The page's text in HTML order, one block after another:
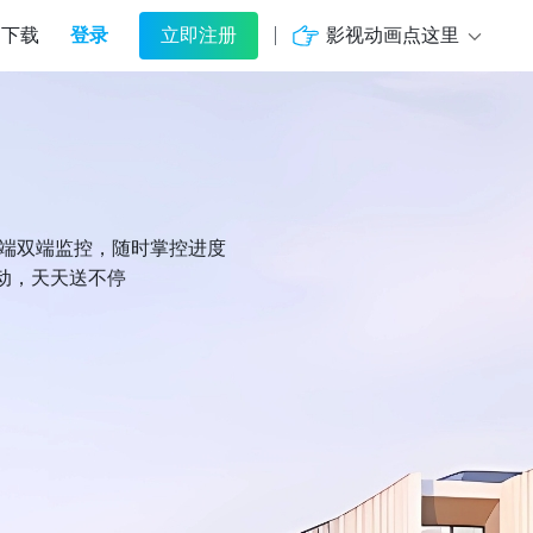
下载 登录 立即注册 影视动画点这里
双端监控，随时掌控进度
，天天送不停